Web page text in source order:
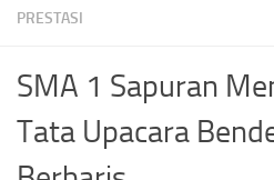
PRESTASI
SMA 1 Sapuran
Tata Upacara